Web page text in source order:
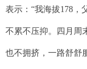
表示：“我海拔178，
不累不压抑。四月周
也不拥挤，一路舒舒